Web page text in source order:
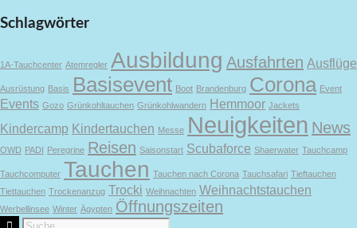
Schlagwörter
1A-Tauchcenter Atemregler Ausbildung Ausfahrten Ausflüge
Ausrüstung Basis Basisevent Boot Brandenburg Corona Event
Events Gozo Grünkohltauchen Grünkohlwandern Hemmoor Jackets
Kindercamp Kindertauchen Messe Neuigkeiten News
OWD PADI Peregrine Reisen Saisonstart Scubaforce Shaerwater Tauchcamp
Tauchcomputer Tauchen Tauchen nach Corona Tauchsafari Tieftauchen
Tiettauchen Trockenanzug Trocki Weihnachten Weihnachtstauchen
Werbellinsee Winter Ägypten Öffnungszeiten